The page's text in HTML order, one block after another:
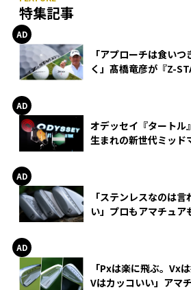
特集記事
「アプローチは食い
く」髙橋竜彦が『Z-
オデッセイ『タートル
生まれの新世代ミッド
「ステンレスなのは
い」プロもアマチュア
「Pxは楽に飛ぶ。Vx
Vはカッコいい」アマ